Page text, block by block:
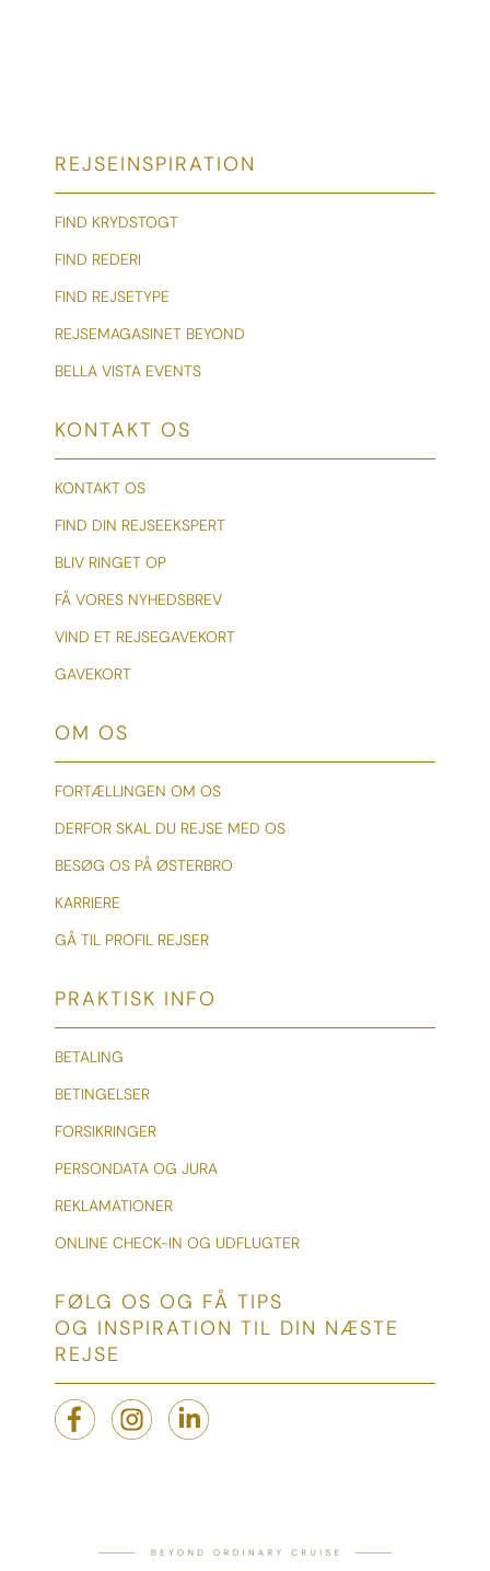
REJSEINSPIRATION
FIND KRYDSTOGT
FIND REDERI
FIND REJSETYPE
REJSEMAGASINET BEYOND
BELLA VISTA EVENTS
KONTAKT OS
KONTAKT OS
FIND DIN REJSEEKSPERT
BLIV RINGET OP
FÅ VORES NYHEDSBREV
VIND ET REJSEGAVEKORT
GAVEKORT
OM OS
FORTÆLLINGEN OM OS
DERFOR SKAL DU REJSE MED OS
BESØG OS PÅ ØSTERBRO
KARRIERE
GÅ TIL PROFIL REJSER
PRAKTISK INFO
BETALING
BETINGELSER
FORSIKRINGER
PERSONDATA OG JURA
REKLAMATIONER
ONLINE CHECK-IN OG UDFLUGTER
FØLG OS OG FÅ TIPS
OG INSPIRATION TIL DIN NÆSTE
REJSE